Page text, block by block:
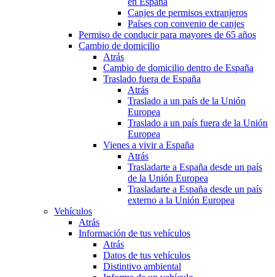
Canjes de permisos extranjeros
Países con convenio de canjes
Permiso de conducir para mayores de 65 años
Cambio de domicilio
Atrás
Cambio de domicilio dentro de España
Traslado fuera de España
Atrás
Traslado a un país de la Unión
Europea
Traslado a un país fuera de la Unión
Europea
Vienes a vivir a España
Atrás
Trasladarte a España desde un país
de la Unión Europea
Trasladarte a España desde un país
externo a la Unión Europea
Vehículos
Atrás
Información de tus vehículos
Atrás
Datos de tus vehículos
Distintivo ambiental